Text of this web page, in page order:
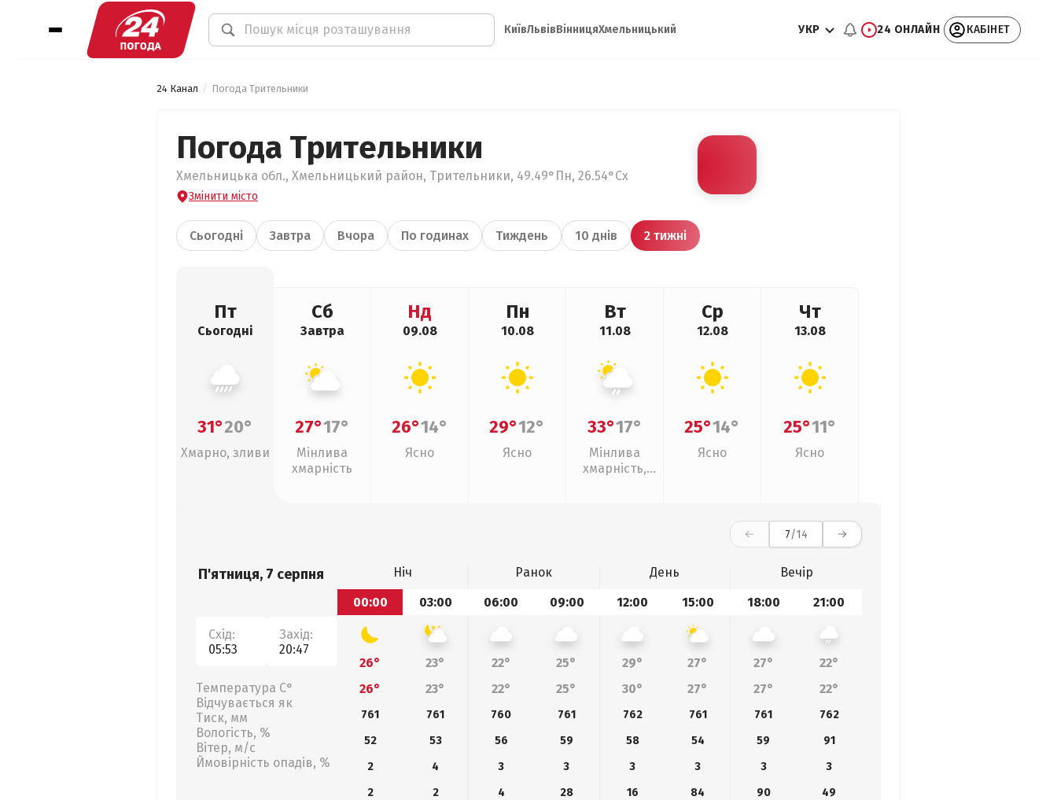
КиївЛьвівВінницяХмельницький УКР 24 ОНЛАЙН КАБІНЕТ
24 Канал Погода Трительники
Погода Трительники
Хмельницька обл., Хмельницький район, Трительники, 49.49°Пн, 26.54°Сх
Змінити місто
Сьогодні Завтра Вчора По годинах Тиждень 10 днів 2 тижні
Пт
Сьогодні
31°20°
Хмарно, зливи
Сб
Завтра
27°17°
Мінлива
хмарність
Нд
09.08
26°14°
Ясно
Пн
10.08
29°12°
Ясно
Вт
11.08
33°17°
Мінлива
хмарність,
Ср
12.08
25°14°
Ясно
Чт
13.08
25°11°
Ясно
7/14
П'ятниця, 7 серпня
Схід:
05:53
Захід:
20:47
Температура С°
Відчувається як
Тиск, мм
Вологість, %
Вітер, м/с
Ймовірність опадів, %
Ніч Ранок День
Вечір
00:00
03:00 06:00 09:00 12:00 15:00 18:00 21:00
26° 23° 22° 25° 29° 27° 27°
22°
26°
23° 22° 25° 30° 27° 27° 22°
761 761 760 761 762 761 761
762
52
53 56 59 58 54 59
91
2
4 3 3 3 3 3
3
2
2 4 28 16 84 90 49